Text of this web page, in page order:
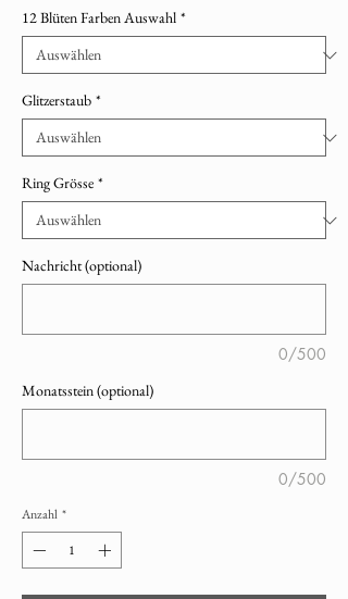
12 Blüten Farben Auswahl *
Glitzerstaub *
Ring Grösse *
Nachricht (optional)
0/500
Monatsstein (optional)
0/500
Anzahl *